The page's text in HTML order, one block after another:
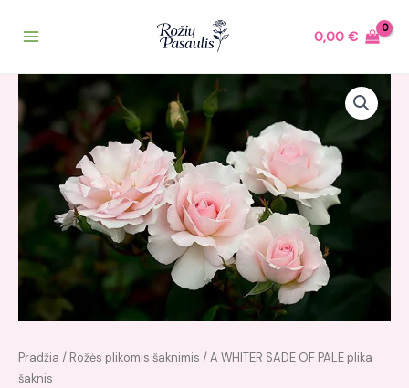
0,00€
Pradžia / Rožės plikomis šaknimis / A WHITER SADE OF PALE plika
šaknis